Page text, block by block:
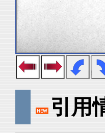
引用